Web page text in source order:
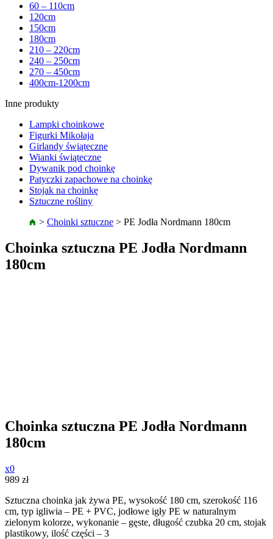
60 – 110cm
120cm
150cm
180cm
210 – 220cm
240 – 250cm
270 – 450cm
400cm-1200cm
Inne produkty
Lampki choinkowe
Figurki Mikołaja
Girlandy świąteczne
Wianki świąteczne
Dywanik pod choinkę
Patyczki zapachowe na choinkę
Stojak na choinkę
Sztuczne rośliny
> Choinki sztuczne > PE Jodła Nordmann 180cm
Choinka sztuczna PE Jodła Nordmann
180cm
Choinka sztuczna PE Jodła Nordmann
180cm
x0
989 zł
Sztuczna choinka jak żywa PE, wysokość 180 cm, szerokość 116
cm, typ igliwia – PE + PVC, jodłowe igły PE w naturalnym
zielonym kolorze, wykonanie – gęste, długość czubka 20 cm, stojak
plastikowy, ilość części – 3